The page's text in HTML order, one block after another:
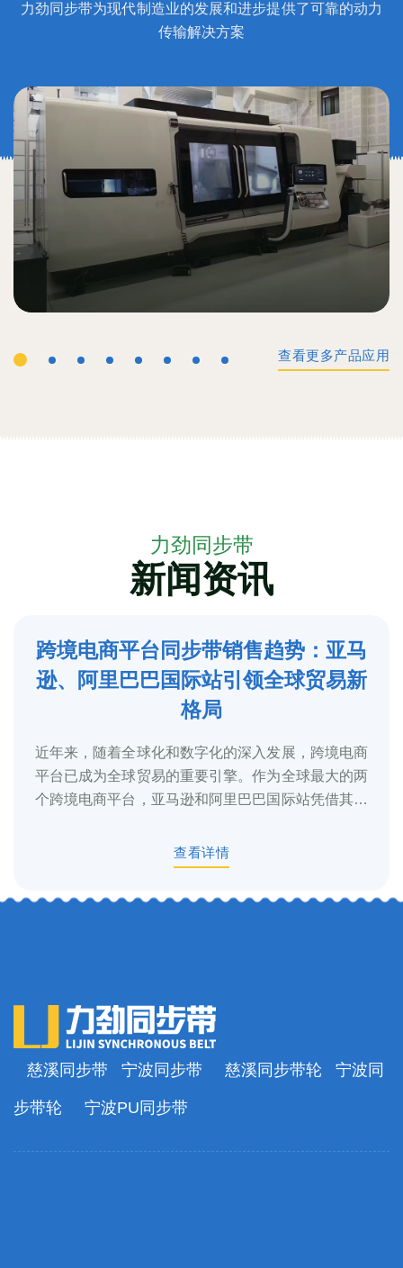
力劲同步带为现代制造业的发展和进步提供了可靠的动力
传输解决方案
查看更多产品应用
力劲同步带
新闻资讯
5
2025-3
跨境电商平台同步带销售趋势：亚马
逊、阿里巴巴国际站引领全球贸易新
格局
近年来，随着全球化和数字化的深入发展，跨境电商
平台已成为全球贸易的重要引擎。作为全球最大的两
个跨境电商平台，亚马逊和阿里巴巴国际站凭借其庞
查看详情
慈溪同步带 宁波同步带 慈溪同步带轮 宁波同
步带轮 宁波PU同步带